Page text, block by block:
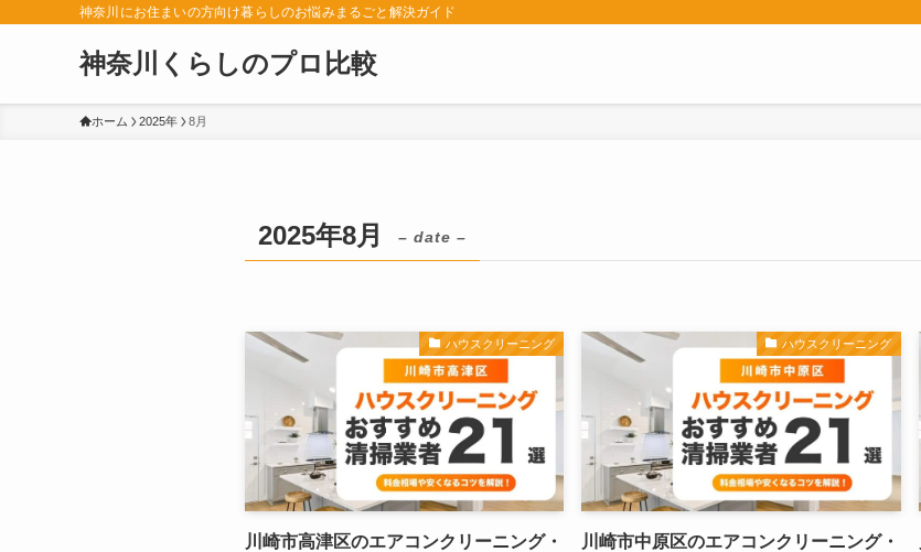
神奈川にお住まいの方向け暮らしのお悩みまるごと解決ガイド
神奈川くらしのプロ比較
ホーム 2025年 8月
2025年8月 – date –
ハウスクリーニング
川崎市高津区のエアコンクリーニング・
ハウスクリーニング
川崎市中原区のエアコンクリーニング・